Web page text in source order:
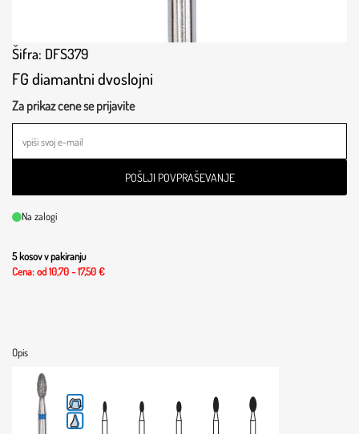
Šifra: DFS379
FG diamantni dvoslojni
Za prikaz cene se prijavite
POŠLJI POVPRAŠEVANJE
Na zalogi
5 kosov v pakiranju
Cena: od 10,70 - 17,50 €
Opis